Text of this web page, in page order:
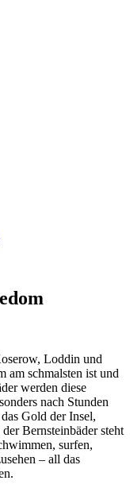
Loddin und
am schmalsten ist und
werden diese
nach Stunden
Gold der Insel,
Bernsteinbäder steht
surfen,
– all das